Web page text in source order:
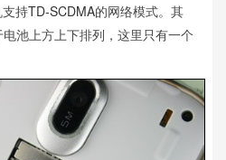
持TD-SCDMA的网络模式。其
池上方上下排列，这里只有一个